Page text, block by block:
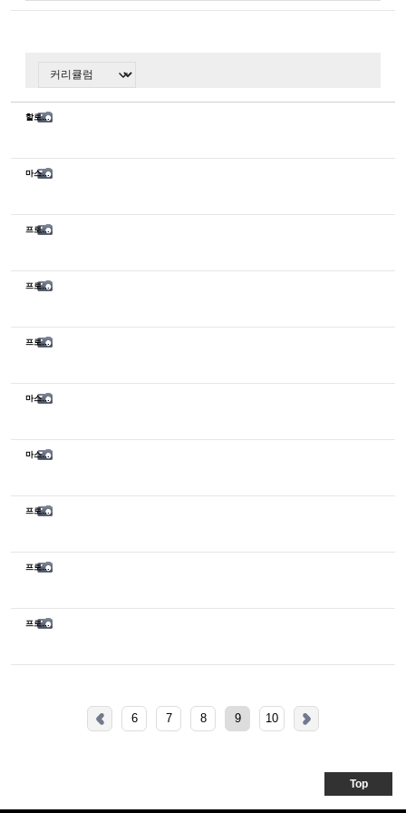
할로윈 컨테스트
마스터 32기 종강식
프로페셔널 39기 종강식
프로페셔널 41기 OT
프로페셔널 40기 판타지 메이크업 특강
마스터 31기 트렌드 메이크업 특강
마스터 30기 종강식
프로페셔널 40기 베이스 메이크업 특강
프로페셔널 40기 OT
프로페셔널 38기 종강식
6 7 8 9 10
Top